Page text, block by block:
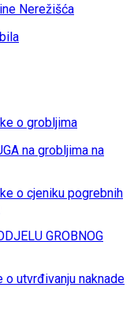
Nerežišća
o grobljima
na grobljima na
o cjeniku pogrebnih
GROBNOG
o utvrđivanju naknade